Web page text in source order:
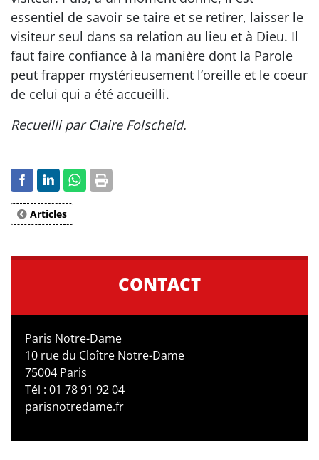
essentiel de savoir se taire et se retirer, laisser le
visiteur seul dans sa relation au lieu et à Dieu. Il
faut faire confiance à la manière dont la Parole
peut frapper mystérieusement l’oreille et le coeur
de celui qui a été accueilli.
Recueilli par Claire Folscheid.
Articles
CONTACT
Paris Notre-Dame
10 rue du Cloître Notre-Dame
75004 Paris
Tél : 01 78 91 92 04
parisnotredame.fr